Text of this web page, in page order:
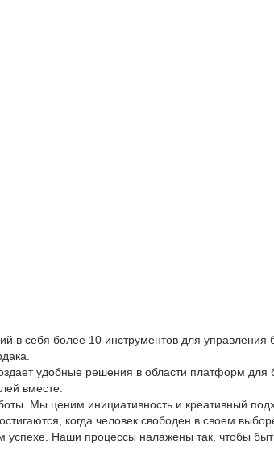
себя более 10 инструментов для управления
удобные решения в области платформ для
вместе.
Мы ценим инициативность и креативный
когда человек свободен в своем
успехе. Наши процессы налажены так, чтобы